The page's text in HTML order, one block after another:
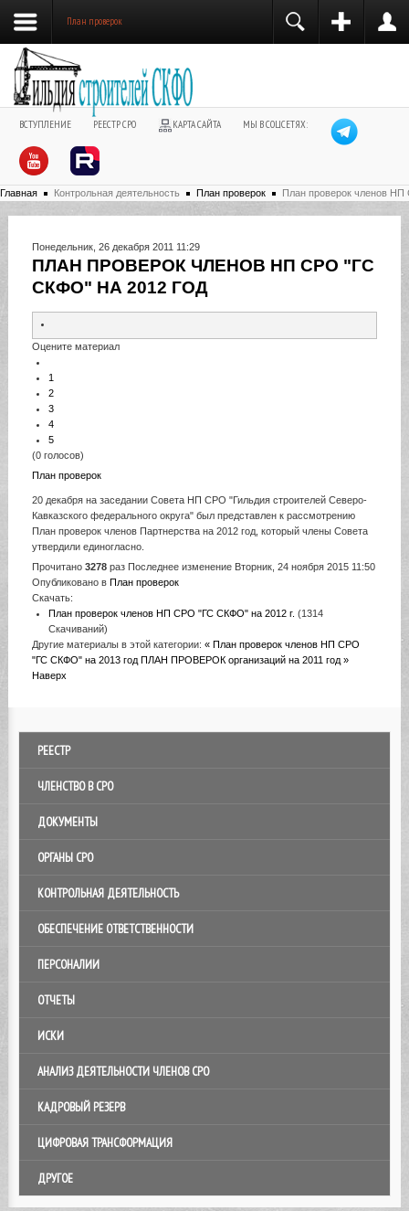
План проверок
ВСТУПЛЕНИЕ РЕЕСТР СРО КАРТА САЙТА МЫ В СОЦСЕТЯХ:
Главная Контрольная деятельность План проверок План проверок членов
Понедельник, 26 декабря 2011 11:29
ПЛАН ПРОВЕРОК ЧЛЕНОВ НП СРО "ГС
СКФО" НА 2012 ГОД
Оцените материал
1
2
3
4
5
(0 голосов)
План проверок
20 декабря на заседании Совета НП СРО "Гильдия строителей Северо-
Кавказского федерального округа" был представлен к рассмотрению
План проверок членов Партнерства на 2012 год, который члены Совета
утвердили единогласно.
Прочитано 3278раз Последнее изменение Вторник, 24 ноября 2015 11:50
Опубликовано в План проверок
Скачать:
План проверок членов НП СРО "ГС СКФО" на 2012 г. (1314
Скачиваний)
Другие материалы в этой категории: « План проверок членов НП СРО
"ГС СКФО" на 2013 год ПЛАН ПРОВЕРОК организаций на 2011 год »
Наверх
РЕЕСТР
ЧЛЕНСТВО В СРО
ДОКУМЕНТЫ
ОРГАНЫ СРО
КОНТРОЛЬНАЯ ДЕЯТЕЛЬНОСТЬ
ОБЕСПЕЧЕНИЕ ОТВЕТСТВЕННОСТИ
ПЕРСОНАЛИИ
ОТЧЕТЫ
ИСКИ
АНАЛИЗ ДЕЯТЕЛЬНОСТИ ЧЛЕНОВ СРО
КАДРОВЫЙ РЕЗЕРВ
ЦИФРОВАЯ ТРАНСФОРМАЦИЯ
ДРУГОЕ